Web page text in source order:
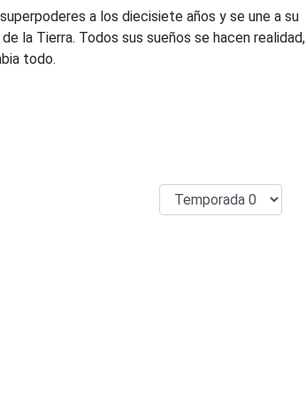
a los diecisiete años y se une a su
la Tierra. Todos sus sueños se hacen realidad,
todo.